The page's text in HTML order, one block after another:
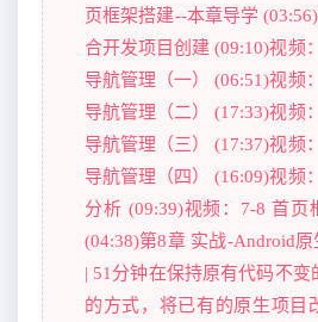
页框架搭建--本章导学
合开发项目创建 (09:10)视频
导航管理（一） (06:51)视频
导航管理（二） (17:33)视频
导航管理（三） (17:37)视频
导航管理（四） (16:09)视频
分析 (09:39)视频：7-8 首页
(04:38)第8章 实战-Android
| 51分钟在保持原有代码不
的方式，将已有的原生项目